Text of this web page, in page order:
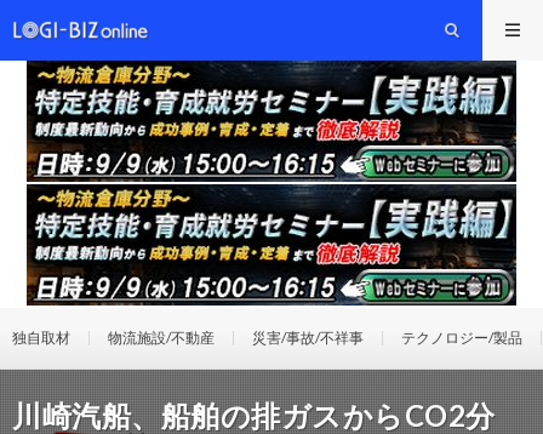
独自取材 物流施設/不動産 災害/事故/不祥事 テクノロジー/製品
川崎汽船、船舶の排ガスからCO2分